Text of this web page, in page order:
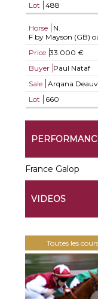
Lot
488
Horse
N.
F by Mayson (GB)
Price 33.000 €
Buyer Paul Nataf
Sale
Arqana
Lot
660
France Galop
VIDEOS
Toutes les